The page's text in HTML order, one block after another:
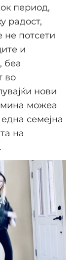
период,
радост,
потсети
и
беа
во
нови
можеа
семејна
на